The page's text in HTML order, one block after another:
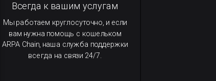
Всегда к вашим услугам
Мы работаем круглосуточно, и если
вам нужна помощь с кошельком
ARPA Chain, наша служба поддержки
всегда на связи 24/7.